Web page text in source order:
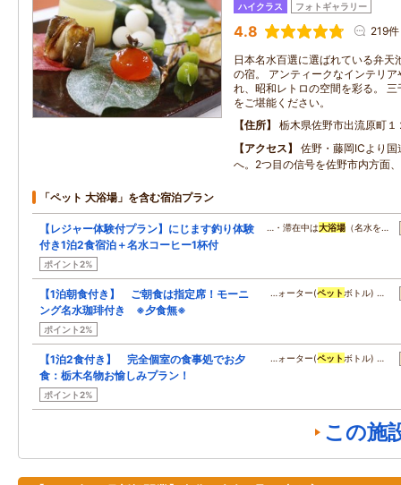
ハイクラス フォトギャラリー
4.8 219件
日本名水百選に選ばれている弁天
の宿。 アンティークなインテリ
れ、昭和レトロの空間を彩る。
をご堪能ください。
住所
栃木県佐野市出流原町１
アクセス
佐野・藤岡ICより
へ。2つ目の信号を佐野市内方面
「ペット 大浴場」を含む宿泊プラン
【レジャー体験付プラン】にじます釣り体験
付き1泊2食宿泊＋名水コーヒー1杯付
ポイント2%
…・滞在中は大浴場 （名水を…
【1泊朝食付き】 ご朝食は指定席！モーニ
ング名水珈琲付き ※夕食無※
ポイント2%
…ォーター(ペット ボトル) …
【1泊2食付き】 完全個室の食事処でお夕
食：栃木名物お愉しみプラン！
ポイント2%
…ォーター(ペット ボトル) …
この施